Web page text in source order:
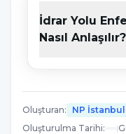
İdrar yolu
durumlara
İdrar
Yorgunluk
İdrar Yolu
Nasıl Anlaşılır?
Oluşturan:
NP
Oluşturulma Tarihi: |